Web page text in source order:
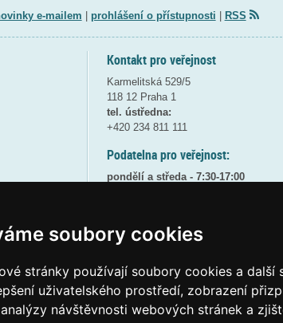
soubory cookies
stránky používají soubory cookies a další
uživatelského prostředí, zobrazení
návštěvnosti webových stránek a
e-mailem prohlášení o přístupnosti RSS
Kontakt pro veřejnost
Karmelitská 529/5
118 12 Praha 1
tel. ústředna:
+420 234 811 111
Podatelna pro veřejnost:
pondělí a středa - 7:30-17:00
8:30 - 9:30 - bezpečnostní přestávka
Elektronická podatelna:
posta@msmtgov cz